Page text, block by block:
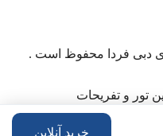
خرید آنلاین